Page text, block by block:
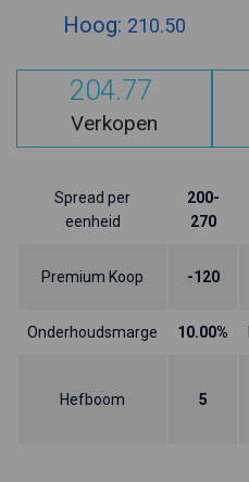
Hoog: 210.50
204.77
Verkopen
Spread per
eenheid
200-
270
Premium Koop -120
Onderhoudsmarge 10.00%
Hefboom 5